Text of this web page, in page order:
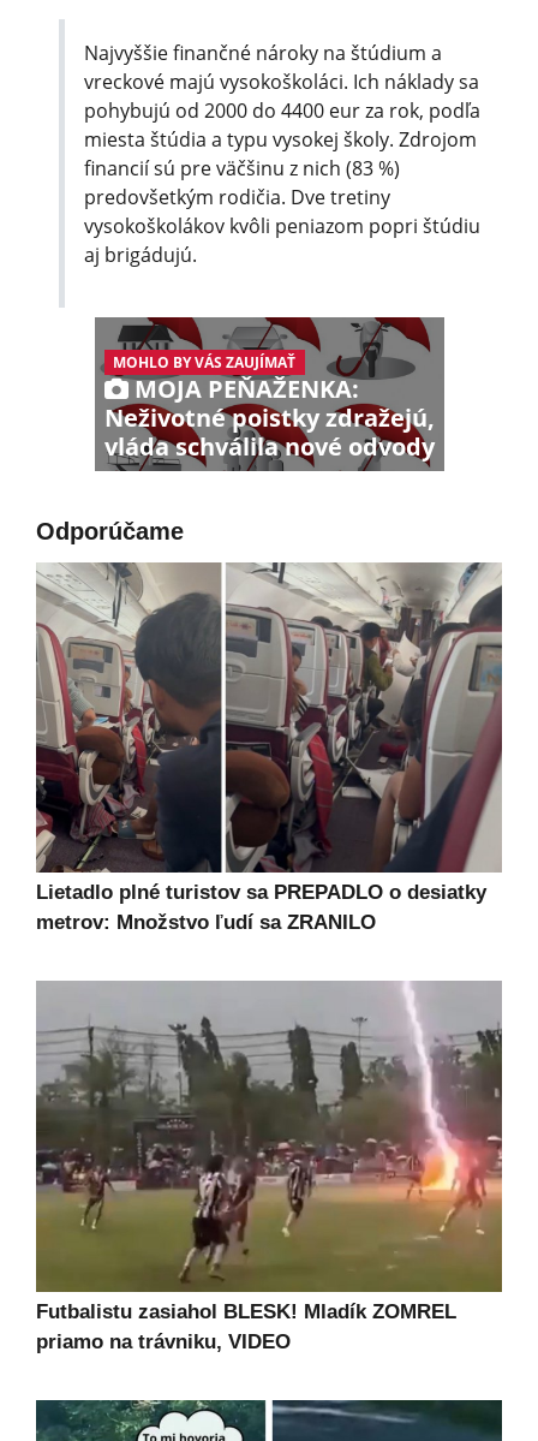
Najvyššie finančné nároky na štúdium a
vreckové majú vysokoškoláci. Ich náklady sa
pohybujú od 2000 do 4400 eur za rok, podľa
miesta štúdia a typu vysokej školy. Zdrojom
financií sú pre väčšinu z nich (83 %)
predovšetkým rodičia. Dve tretiny
vysokoškolákov kvôli peniazom popri štúdiu
aj brigádujú.
MOHLO BY VÁS ZAUJÍMAŤ
MOJA PEŇAŽENKA:
Neživotné poistky zdražejú,
vláda schválila nové odvody
Odporúčame
Lietadlo plné turistov sa PREPADLO o desiatky
metrov: Množstvo ľudí sa ZRANILO
Futbalistu zasiahol BLESK! Mladík ZOMREL
priamo na trávniku, VIDEO